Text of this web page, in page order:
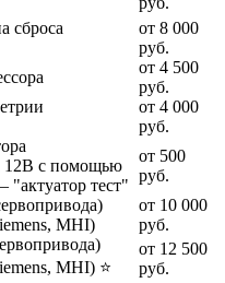
сброса
от 8 000
руб.
от 4 500
руб.
от 4 000
руб.
12В с помощью
"актуатор тест"
от 500
руб.
MHI)
от 10 000
руб.
MHI) ⭐
от 12 500
руб.